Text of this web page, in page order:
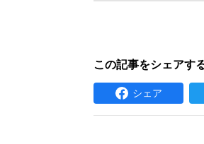
この記事をシェアす
シェア